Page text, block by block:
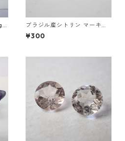
ブラジル産シトリン マーキス
カットルース 5mm*2.5mm
¥300